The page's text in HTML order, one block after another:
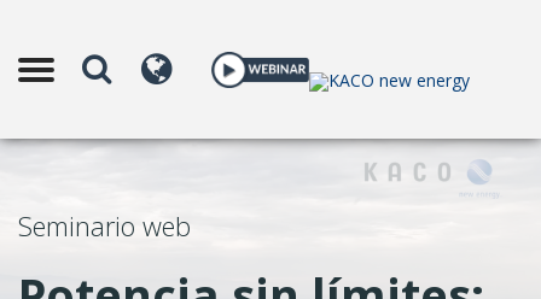
Seminario web